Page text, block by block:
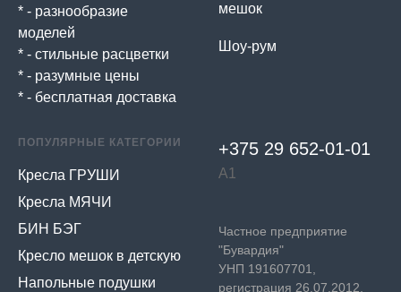
* - разнообразие
моделей
* - стильные расцветки
* - разумные цены
* - бесплатная доставка
мешок
Шоу-рум
ПОПУЛЯРНЫЕ КАТЕГОРИИ
Кресла ГРУШИ
Кресла МЯЧИ
БИН БЭГ
Кресло мешок в детскую
Напольные подушки
+375 29 652-01-01
А1
Частное предприятие
"Бувардия"
УНП 191607701,
регистрация 26.07.2012,